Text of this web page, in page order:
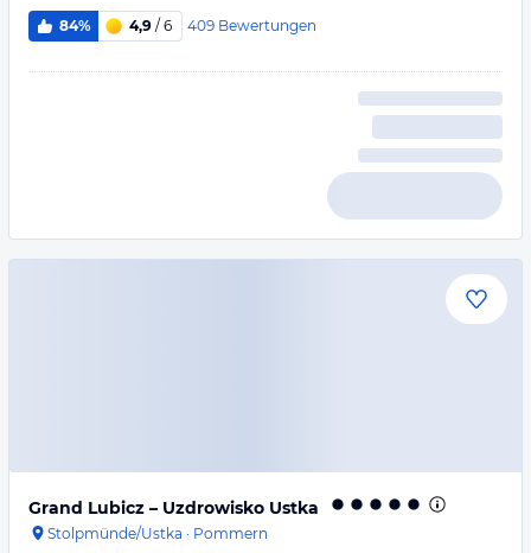
84% 4,9 / 6 409 Bewertungen
Grand Lubicz – Uzdrowisko Ustka
Stolpmünde/Ustka · Pommern